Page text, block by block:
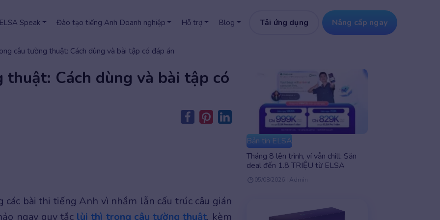
Speak Đào tạo tiếng Anh Doanh nghiệp Hỗ trợ Blog Tải ứng dụng Nâng cấp ngay
câu tường thuật: Cách dùng và bài tập có đáp án
Cách dùng và bài tập có
bài thi tiếng Anh vì nhầm lẫn cấu trúc câu gián
ngay quy tắc lùi thì trong câu tường thuật, kèm
Bản tin ELSA
Tháng 8 lên trình, ví vẫn chill: Săn
deal đến 1.8 TRIỆU từ ELSA
05/08/2026 | Admin